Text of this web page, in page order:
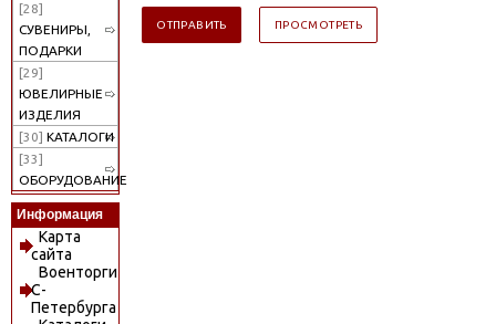
[28]
СУВЕНИРЫ,
ПОДАРКИ
[29]
ЮВЕЛИРНЫЕ
ИЗДЕЛИЯ
[30] КАТАЛОГИ
[33]
ОБОРУДОВАНИЕ
Информация
Карта
сайта
Военторги
С-
Петербурга